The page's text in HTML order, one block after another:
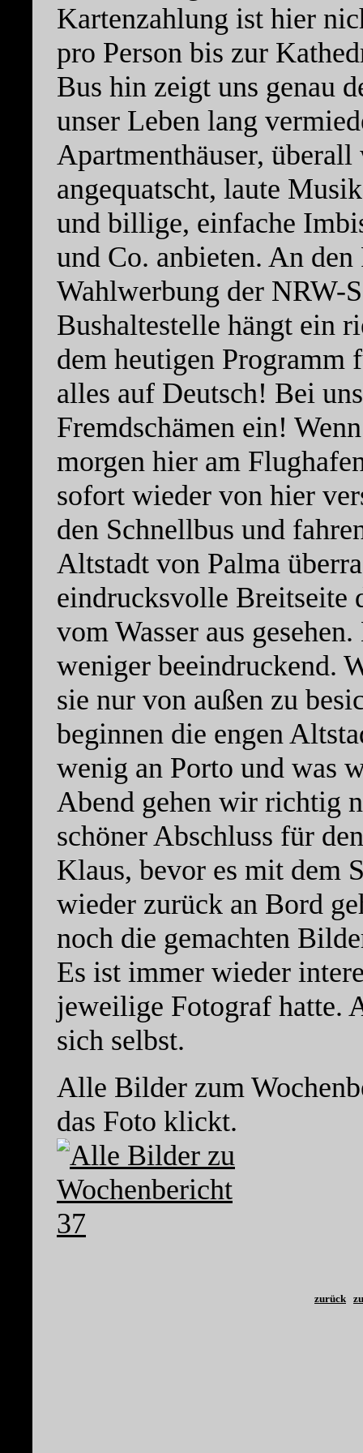
Kartenzahlung ist hier
pro Person bis zur
Bus hin zeigt uns genau
unser Leben lang
Apartmenthäuser,
angequatscht, laute
und billige, einfache
und Co. anbieten. An
Wahlwerbung der NRW-
Bushaltestelle hängt ein
dem heutigen
alles auf Deutsch! Bei
Fremdschämen ein!
morgen hier am
sofort wieder von hier
den Schnellbus und
Altstadt von Palma
eindrucksvolle Breitseite
vom Wasser aus
weniger beeindruckend.
sie nur von außen zu
beginnen die engen
wenig an Porto und was
Abend gehen wir richtig
schöner Abschluss für
Klaus, bevor es mit dem
wieder zurück an Bord
noch die gemachten
Es ist immer wieder
jeweilige Fotograf hatte.
sich selbst.
Alle Bilder zum
das Foto klickt.
zurück